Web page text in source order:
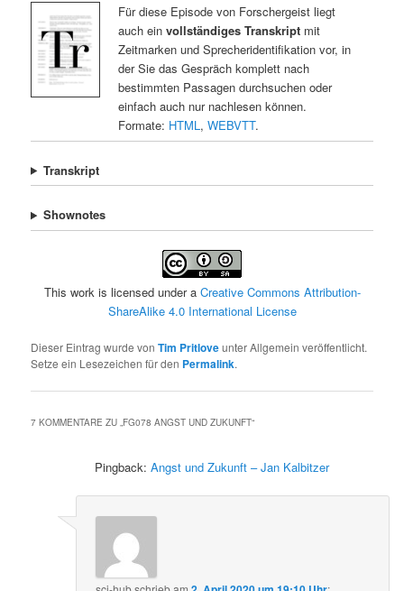
Für diese Episode von Forschergeist liegt
auch ein vollständiges Transkriptmit
Zeitmarken und Sprecheridentifikation vor, in
der Sie das Gespräch komplett nach
bestimmten Passagen durchsuchen oder
einfach auch nur nachlesen können.
Formate: HTML, WEBVTT.
Transkript
Shownotes
This work is licensed under a Creative Commons Attribution-
ShareAlike 4.0 International License
Dieser Eintrag wurde vonTim Pritloveunter Allgemein veröffentlicht.
Setze ein Lesezeichen für den Permalink.
7 KOMMENTARE ZU „FG078 ANGST UND ZUKUNFT“
Pingback:Angst und Zukunft – Jan Kalbitzer